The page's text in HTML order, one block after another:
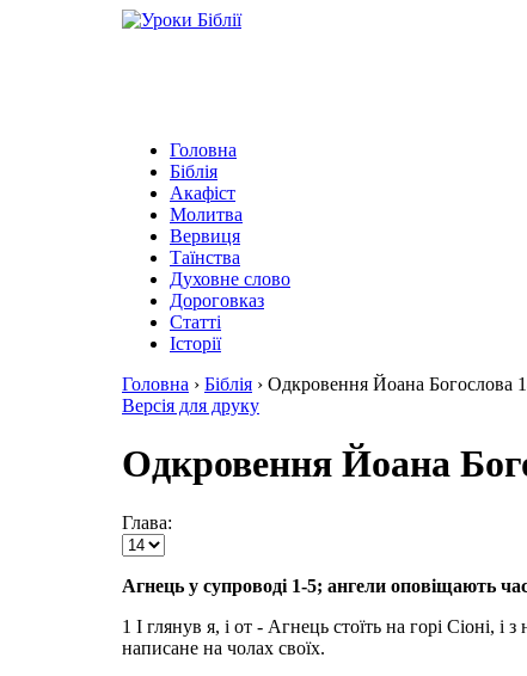
Головна
Біблія
Акафіст
Молитва
Вервиця
Таїнства
Духовне слово
Дороговказ
Cтатті
Історії
Головна › Біблія › Одкровення Йоана Богослова
Версія для друку
Одкровення Йоана
Глава:
Агнець у супроводі 1-5; ангели оповіщають
1 І глянув я, і от - Агнець стоїть на горі Сіоні,
написане на чолах своїх.